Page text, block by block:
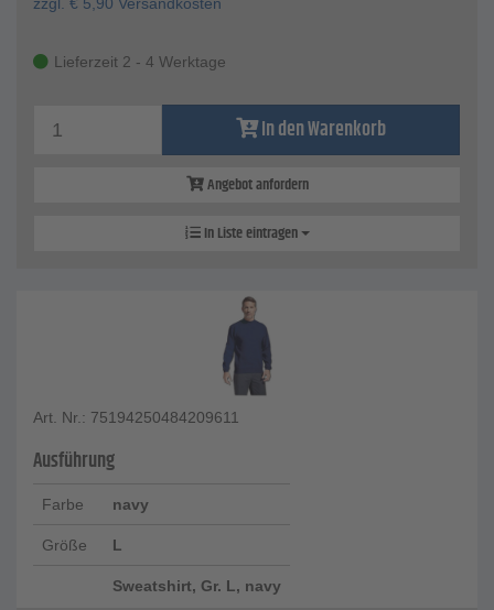
zzgl. € 5,90 Versandkosten
Lieferzeit 2 - 4 Werktage
In den Warenkorb
Angebot anfordern
In Liste eintragen
Art. Nr.: 75194250484209611
Ausführung
Farbe navy
Größe L
Sweatshirt, Gr. L, navy